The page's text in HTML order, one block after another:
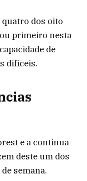
quatro dos oito
primeiro nesta
de
difíceis.
e a contínua
deste um dos
semana.